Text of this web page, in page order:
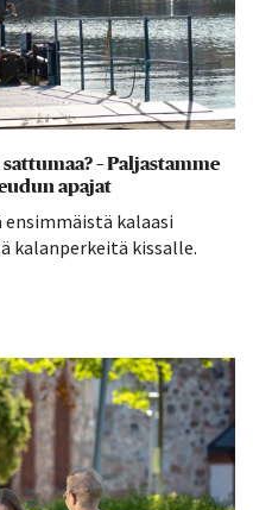
– Paljastamme
apajat
ensimmäistä kalaasi
kalanperkeitä kissalle.